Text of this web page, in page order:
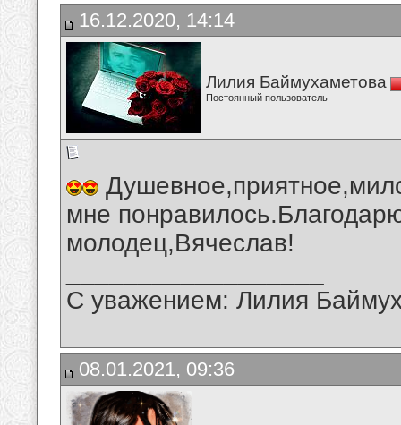
16.12.2020, 14:14
Лилия Баймухаметова
Постоянный пользователь
мне
молодец,Вячеслав!
С уважением: Лилия
08.01.2021, 09:36